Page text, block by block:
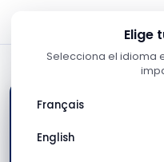
Elige
Selecciona el idioma
Français
English